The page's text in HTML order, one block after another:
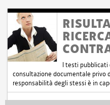
I testi pubblicati
consultazione documentale privo
responsabilità degli stessi è in